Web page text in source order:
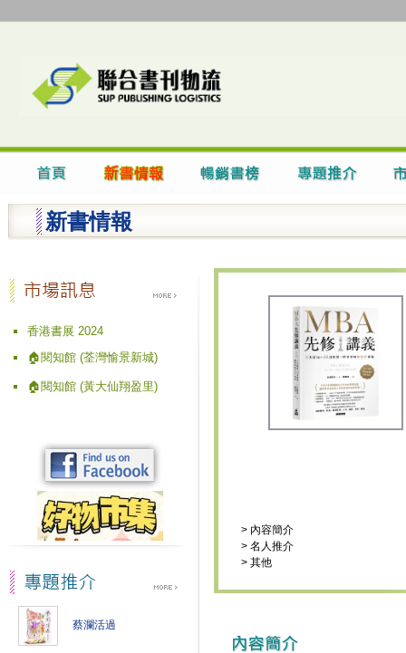
新書情報
香港書展 2024
🏠閱知館 (荃灣愉景新城)
🏠閱知館 (黃大仙翔盈里)
蔡瀾活過
> 內容簡介
> 名人推介
> 其他